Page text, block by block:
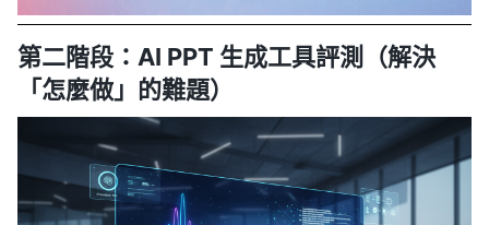
第二階段：AI PPT 生成工具評測（解決
「怎麼做」的難題）